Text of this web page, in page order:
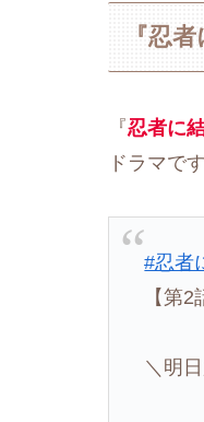
『忍
『忍者に
ドラマです
#忍者
【第
＼明